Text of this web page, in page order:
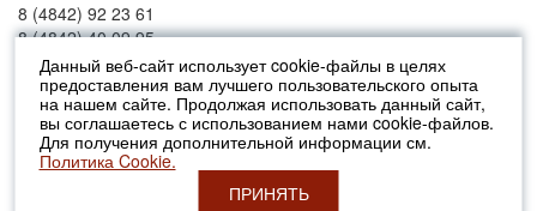
Данный веб-сайт использует cookie-файлы в целях
предоставления вам лучшего пользовательского опыта
на нашем сайте. Продолжая использовать данный сайт,
вы соглашаетесь с использованием нами cookie-файлов.
Для получения дополнительной информации см.
Политика Cookie.
ПРИНЯТЬ
8 (4842) 92 23 61
8 (4842) 40 09 95
© 2010-2026 Москерам
Указанные на сайте цены не являются публичной офертой (ст.435 ГК
РФ).
Стоимость и наличие товара просьба уточнять в офисах продаж....